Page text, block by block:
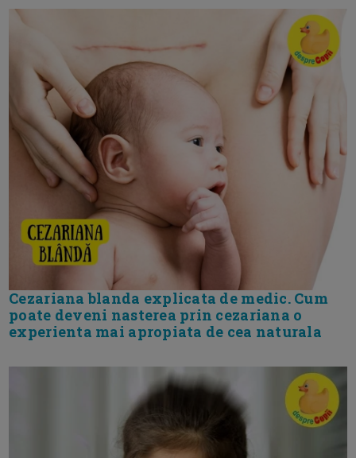
Cezariana blanda explicata de medic. Cum
poate deveni nasterea prin cezariana o
experienta mai apropiata de cea naturala